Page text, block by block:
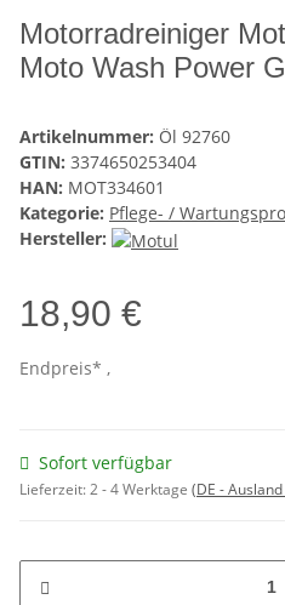
Motorradreiniger
Moto Wash Power
Artikelnummer: Öl 92760
GTIN: 3374650253404
HAN: MOT334601
Kategorie: Pflege- /
Hersteller:
18,90 €
Endpreis* ,
Sofort verfügbar
Lieferzeit:2 - 4 Werktage (DE -